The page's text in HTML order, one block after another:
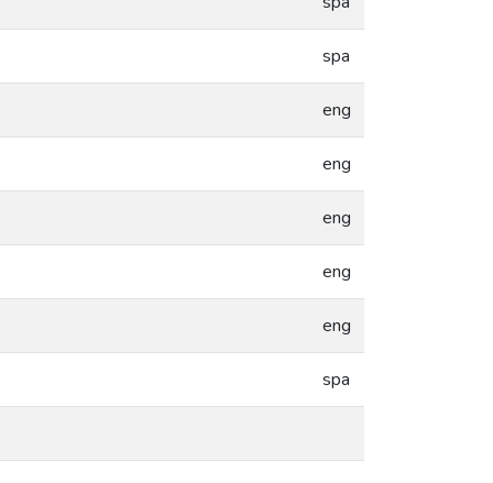
spa
eng
eng
eng
eng
eng
spa